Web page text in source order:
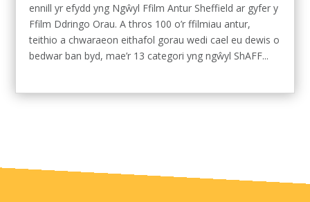
ennill yr efydd yng Ngŵyl Ffilm Antur Sheffield ar gyfer y
Ffilm Ddringo Orau. A thros 100 o’r ffilmiau antur,
teithio a chwaraeon eithafol gorau wedi cael eu dewis o
bedwar ban byd, mae’r 13 categori yng ngŵyl ShAFF...